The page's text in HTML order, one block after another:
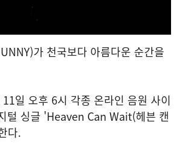
가 천국보다 아름다운 순간을
일 오후 6시 각종 온라인 음원 사이
털 싱글 'Heaven Can Wait(헤븐 캔
다.